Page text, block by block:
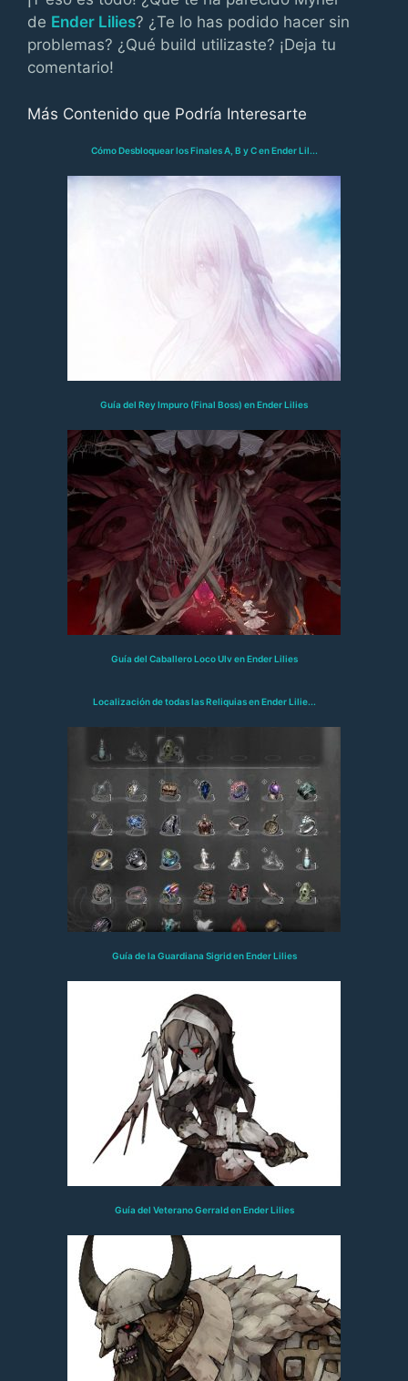
de Ender Lilies? ¿Te lo has podido hacer sin
problemas? ¿Qué build utilizaste? ¡Deja tu
comentario!
Más Contenido que Podría Interesarte
Cómo Desbloquear los Finales A, B y C en Ender Lil...
Guía del Rey Impuro (Final Boss) en Ender Lilies
Guía del Caballero Loco Ulv en Ender Lilies
Localización de todas las Reliquias en Ender Lilie...
Guía de la Guardiana Sigrid en Ender Lilies
Guía del Veterano Gerrald en Ender Lilies